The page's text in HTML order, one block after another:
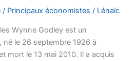
/ Principaux économistes / Lénaïc
Wynne Godley est un
le 26 septembre 1926 à
mort le 13 mai 2010. Il a acquis